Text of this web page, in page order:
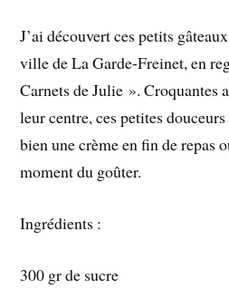
J’ai découvert ces petits
ville de La Garde-Freinet, en
Carnets de Julie ». Croquantes
leur centre, ces petites
bien une crème en fin de repas
moment du goûter.
Ingrédients :
300 gr de sucre